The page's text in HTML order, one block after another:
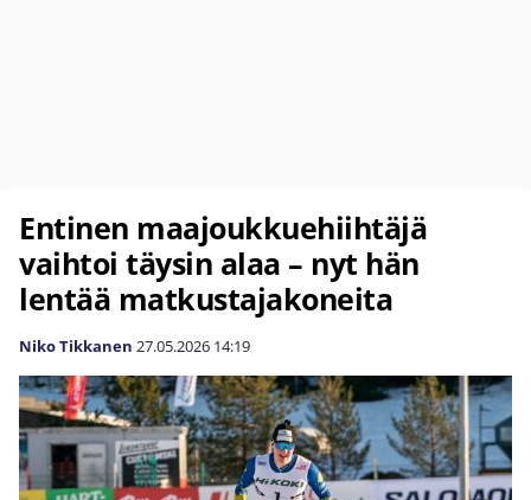
Entinen maajoukkuehiihtäjä
vaihtoi täysin alaa – nyt hän
lentää matkustajakoneita
Niko Tikkanen 27.05.2026 14:19